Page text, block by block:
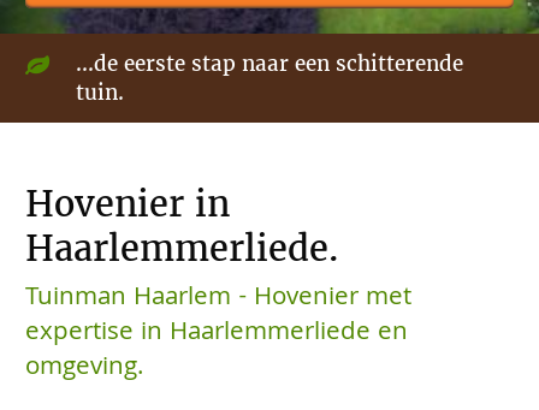
...de eerste stap naar een schitterende
tuin.
Hovenier in
Haarlemmerliede.
Tuinman Haarlem - Hovenier met
expertise in Haarlemmerliede en
omgeving.